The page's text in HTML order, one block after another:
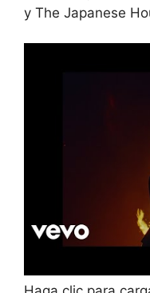
y The Japanese